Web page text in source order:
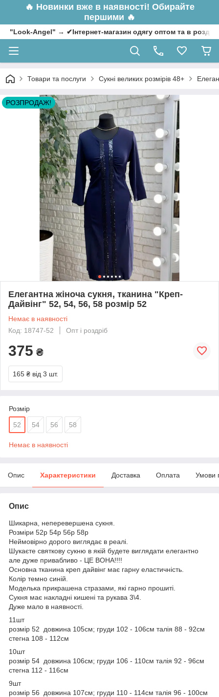
🔥 Новинки вже в наявності! Обирайте
першими 🔥
"Look-Angel" → ✔Інтернет-магазин одягу оптом та в
Товари та послуги Сукні великих розмірів 48+
РОЗПРОДАЖ!
Елегантна жіноча сукня, тканина "Креп-
Дайвінг" 52, 54, 56, 58 розмір 52
Немає в наявності
Код: 18747-52
Опт і роздріб
375 ₴
165 ₴ від 3 шт.
Розмір
52 54 56 58
Немає в наявності
Опис Характеристики Доставка Оплата Умови
Опис
Шикарна, неперевершена сукня.
Розміри 52р 54р 56р 58р
Неймовірно дорого виглядає в реалі.
Шукаєте святкову сукню в якій будете виглядати елегантно
але дуже привабливо - ЦЕ ВОНА!!!!
Основна тканина креп дайвінг має гарну еластичність.
Колір темно синій.
Моделька прикрашена стразами, які гарно прошиті.
Сукня має накладні кишені та рукава 3\4.
Дуже мало в наявності.
11шт
розмір 52 довжина 105см; груди 102 - 106см талія 88 - 92см
стегна 108 - 112см
10шт
розмір 54 довжина 106см; груди 106 - 110см талія 92 - 96см
стегна 112 - 116см
9шт
розмір 56 довжина 107см; груди 110 - 114см талія 96 - 100см